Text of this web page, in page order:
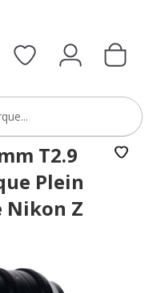
T2.9
Plein
Z